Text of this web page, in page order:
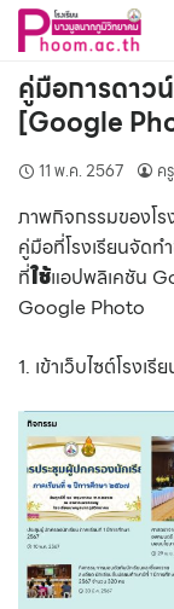
Skip
content
คู่มือการดาว
[Google
11 พ.ค. 2567 ค
ภาพกิจกรรมของโ
คู่มือที่โรงเรียนจัด
ที่ใช้แอปพลิเคชัน
Google Photo
1. เข้าเว็บไซต์โรงเ